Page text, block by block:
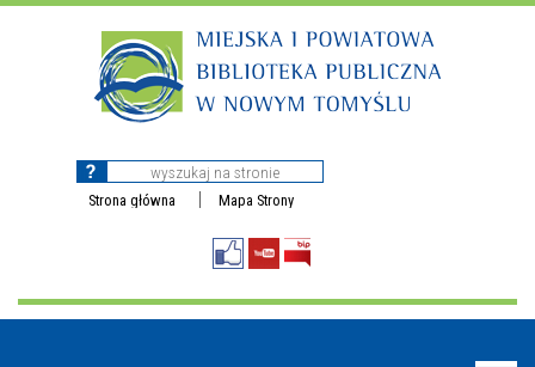
Strona główna Mapa Strony